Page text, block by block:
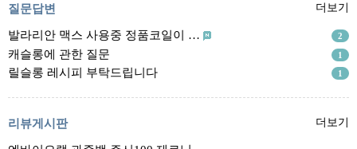
트레이드
판매
구매
거래후기
즐겨찾기
질문답변 더보기
발라리안 맥스 사용중 정품코일이 … 2
캐슬롱에 관한 질문 1
릴슬롱 레시피 부탁드립니다 1
리뷰게시판 더보기